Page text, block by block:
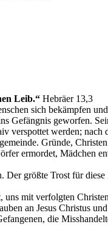
Leib.“ Hebräer 13,3
sich bekämpfen
Gefängnis geworfen.
verspottet werden;
Gründe,
ermordet, Mädchen
größte Trost für
mit verfolgten
an Jesus Christus
die